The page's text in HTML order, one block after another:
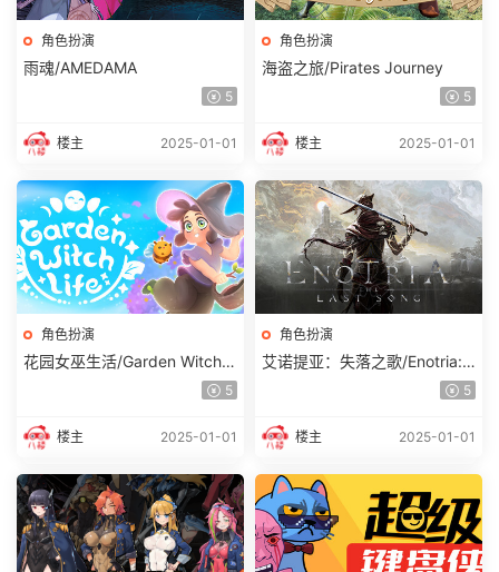
角色扮演
雨魂/AMEDAMA
5
楼主 2025-01-01
角色扮演
海盗之旅/Pirates Journey
5
楼主 2025-01-01
角色扮演
花园女巫生活/Garden Witch L
5
楼主 2025-01-01
角色扮演
艾诺提亚：失落之歌/Enotria:
5
楼主 2025-01-01